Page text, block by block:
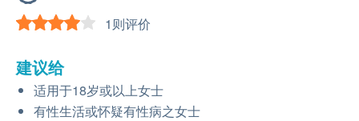
1则评价
建议给
适用于18岁或以上女士
有性生活或怀疑有性病之女士